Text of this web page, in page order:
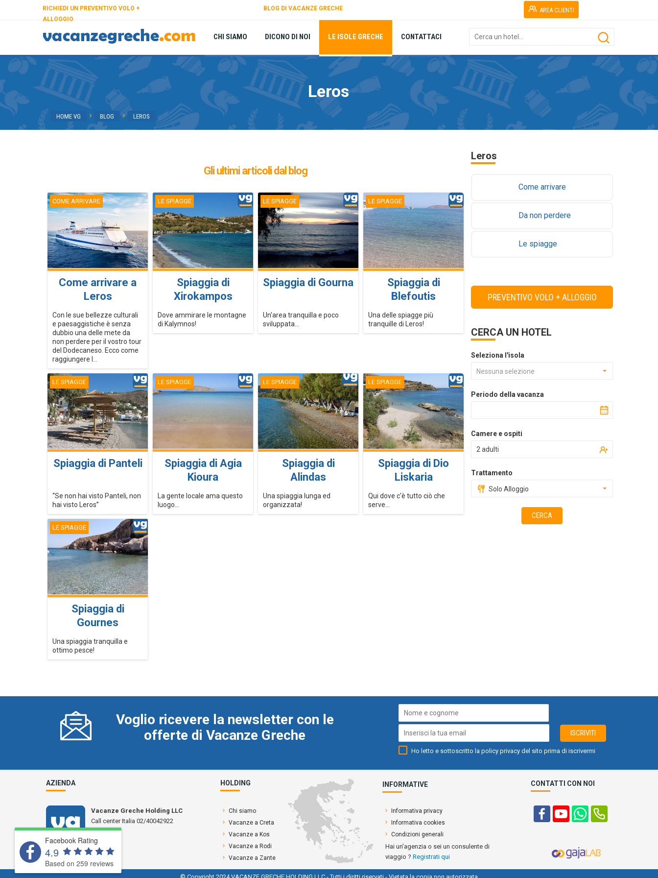
AREA CLIENTI
RICHIEDI UN PREVENTIVO VOLO +
ALLOGGIO
BLOG DI VACANZE GRECHE
CHI SIAMO DICONO DI NOI LE ISOLE GRECHE CONTATTACI
Leros
HOME VG BLOG LEROS
Gli ultimi articoli dal blog
COME ARRIVARE
Come arrivare a
Leros
Con le sue bellezze culturali
e paesaggistiche è senza
dubbio una delle mete da
non perdere per il vostro tour
del Dodecaneso. Ecco come
raggiungere l...
LE SPIAGGE
Spiaggia di
Xirokampos
Dove ammirare le montagne
di Kalymnos!
LE SPIAGGE
Spiaggia di Gourna
Un'area tranquilla e poco
sviluppata...
LE SPIAGGE
Spiaggia di
Blefoutis
Una delle spiagge più
tranquille di Leros!
LE SPIAGGE
Spiaggia di Panteli
“Se non hai visto Panteli, non
hai visto Leros”
LE SPIAGGE
Spiaggia di Agia
Kioura
La gente locale ama questo
luogo...
LE SPIAGGE
Spiaggia di
Alindas
Una spiaggia lunga ed
organizzata!
LE SPIAGGE
Spiaggia di Dio
Liskaria
Qui dove c'è tutto ciò che
serve...
LE SPIAGGE
Spiaggia di
Gournes
Una spiaggia tranquilla e
ottimo pesce!
Leros
Come arrivare
Da non perdere
Le spiagge
PREVENTIVO VOLO + ALLOGGIO
CERCA UN HOTEL
Seleziona l'isola
Nessuna selezione
Periodo della vacanza
Camere e ospiti
2 adulti
Trattamento
Solo Alloggio
CERCA
ISCRIVITI
Ho letto e sottoscritto la policy privacy del sito prima di iscrivermi
Voglio ricevere la newsletter con le
offerte di Vacanze Greche
AZIENDA HOLDING CONTATTI CON NOI
INFORMATIVE
Vacanze Greche Holding LLC
Call center Italia 02/40042922
N° L 17359
Chi siamo
Vacanze a Creta
Vacanze a Kos
Vacanze a Rodi
Vacanze a Zante
Informativa privacy
Informativa cookies
Condizioni generali
Hai un'agenzia o sei un consulente di
viaggio ? Registrati qui
Facebook Rating
4.9
Based on 259 reviews